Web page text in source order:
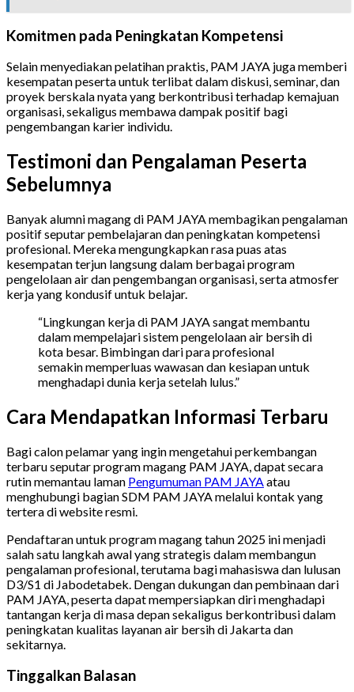
Komitmen pada Peningkatan Kompetensi
Selain menyediakan pelatihan praktis, PAM JAYA juga memberi
kesempatan peserta untuk terlibat dalam diskusi, seminar, dan
proyek berskala nyata yang berkontribusi terhadap kemajuan
organisasi, sekaligus membawa dampak positif bagi
pengembangan karier individu.
Testimoni dan Pengalaman Peserta
Sebelumnya
Banyak alumni magang di PAM JAYA membagikan pengalaman
positif seputar pembelajaran dan peningkatan kompetensi
profesional. Mereka mengungkapkan rasa puas atas
kesempatan terjun langsung dalam berbagai program
pengelolaan air dan pengembangan organisasi, serta atmosfer
kerja yang kondusif untuk belajar.
“Lingkungan kerja di PAM JAYA sangat membantu
dalam mempelajari sistem pengelolaan air bersih di
kota besar. Bimbingan dari para profesional
semakin memperluas wawasan dan kesiapan untuk
menghadapi dunia kerja setelah lulus.”
Cara Mendapatkan Informasi Terbaru
Bagi calon pelamar yang ingin mengetahui perkembangan
terbaru seputar program magang PAM JAYA, dapat secara
rutin memantau laman Pengumuman PAM JAYAatau
menghubungi bagian SDM PAM JAYA melalui kontak yang
tertera di website resmi.
Pendaftaran untuk program magang tahun 2025 ini menjadi
salah satu langkah awal yang strategis dalam membangun
pengalaman profesional, terutama bagi mahasiswa dan lulusan
D3/S1 di Jabodetabek. Dengan dukungan dan pembinaan dari
PAM JAYA, peserta dapat mempersiapkan diri menghadapi
tantangan kerja di masa depan sekaligus berkontribusi dalam
peningkatan kualitas layanan air bersih di Jakarta dan
sekitarnya.
Tinggalkan Balasan